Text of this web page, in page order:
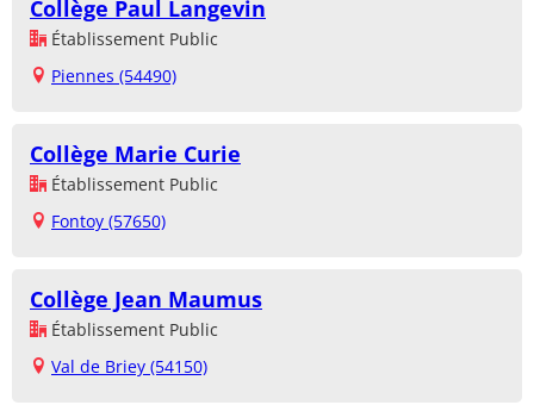
Collège Paul Langevin
Établissement Public
Piennes (54490)
Collège Marie Curie
Établissement Public
Fontoy (57650)
Collège Jean Maumus
Établissement Public
Val de Briey (54150)